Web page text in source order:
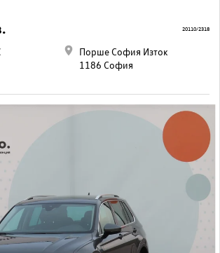
Порше София Изток
1186 София
20110/2318